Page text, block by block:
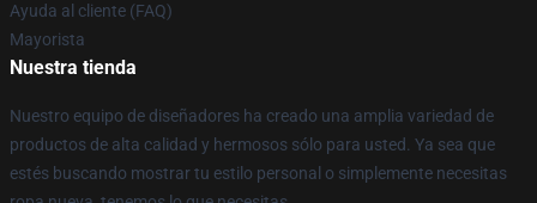
Ayuda al cliente (FAQ)
Mayorista
Nuestra tienda
Nuestro equipo de diseñadores ha creado una amplia variedad de
productos de alta calidad y hermosos sólo para usted. Ya sea que
estés buscando mostrar tu estilo personal o simplemente necesitas